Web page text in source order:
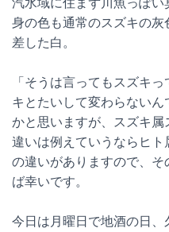
身の色も通常のスズキの
差した白。
「そうは言ってもスズキ
キとたいして変わらない
かと思いますが、スズキ
違いは例えていうならヒ
の違いがありますので、
ば幸いです。
今日は月曜日で地酒の日